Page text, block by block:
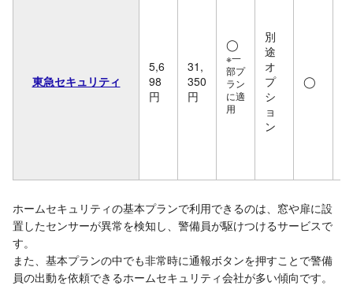
東急セキュリティ
5,6
98
円
31,
350
円
◯
※一
部プ
ラン
に適
用
別
途
オ
プ
シ
ョ
ン
◯
ホームセキュリティの基本プランで利用できるのは、窓や扉に設
置したセンサーが異常を検知し、警備員が駆けつけるサービスで
す。
また、基本プランの中でも非常時に通報ボタンを押すことで警備
員の出動を依頼できるホームセキュリティ会社が多い傾向です。